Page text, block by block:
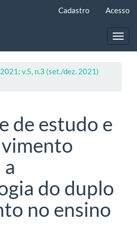
Cadastro Acesso
2021: v.5, n.3 (set./dez. 2021)
de estudo e
do duplo
no ensino